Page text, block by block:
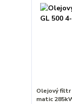
Olejový filtr
matic